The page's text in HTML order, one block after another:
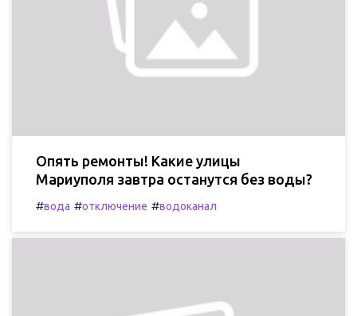
Опять ремонты! Какие улицы
Мариуполя завтра останутся без воды?
#вода #отключение #водоканал